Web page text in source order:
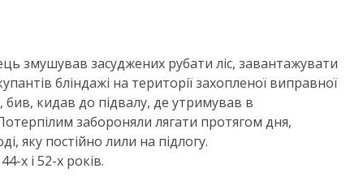
змушував засуджених рубати ліс, завантажувати
бліндажі на території захопленої виправної
бив, кидав до підвалу, де утримував в
забороняли лягати протягом дня,
яку постійно лили на підлогу.
х і 52-х років.